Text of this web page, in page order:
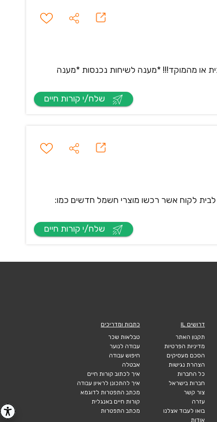
או מהמוקד!!! *מענה לשיחות נכנסות *מענה
לקוח אשר רכשו מוצרי חשמל חדשים כמו:
דרושים IL
תקנון האתר
מדיניות הפרטיות
הסכם מעסיקים
הצהרת נגישות
כל החברות
חברות בישראל
צור קשר
עזרה
בואו לעבוד אצלנו
אודות
כתבות ומדריכים
טבלאות שכר
עבודה לנוער
חיפוש עבודה
אבטלה
איך לכתוב קורות חיים
איך להתכונן לראיון עבודה
מכתב התפטרות לדוגמא
קורות חיים באנגלית
מכתב התפטרות